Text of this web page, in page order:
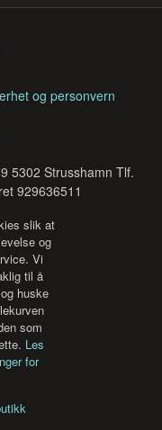
og personvern
5302 Strusshamn Tlf.
929636511
slik at
og
Vi
til å
huske
som
Les
for